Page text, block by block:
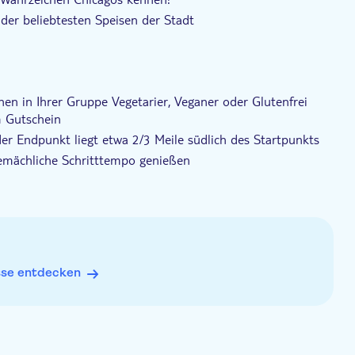
beliebtesten Speisen der Stadt
in Ihrer Gruppe Vegetarier, Veganer oder Glutenfrei
Endpunkt liegt etwa 2/3 Meile südlich des Startpunkts
Schritttempo genießen
entdecken